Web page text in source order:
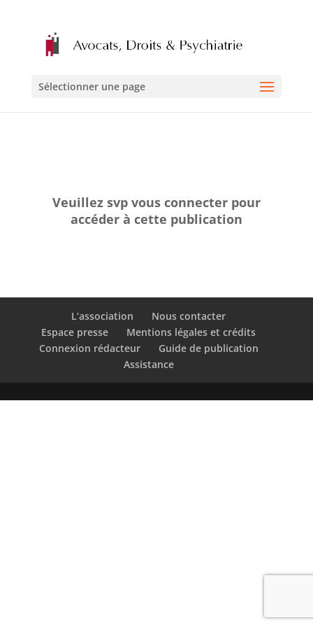
Sélectionner une page
Veuillez svp vous connecter pour
accéder à cette publication
L’association
Nous contacter
Espace presse
Mentions légales et crédits
Connexion rédacteur
Guide de publication
Assistance